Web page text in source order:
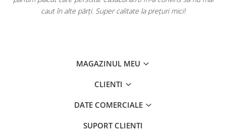
caut în alte părți. Super calitate la prețuri mici!
MAGAZINUL MEU
CLIENTI
DATE COMERCIALE
SUPORT CLIENTI